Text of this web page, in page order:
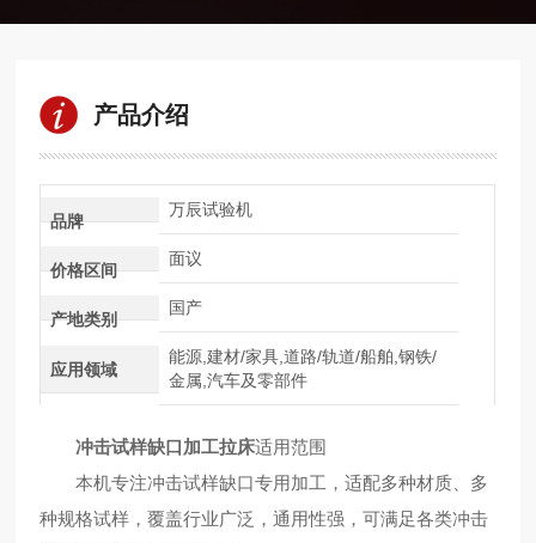
产品介绍
品牌
万辰试验机
价格区间
面议
产地类别
国产
应用领域
能源,建材/家具,道路/轨道/船舶,钢铁/
金属,汽车及零部件
冲击试样缺口加工拉床适用范围
本机专注冲击试样缺口专用加工，适配多种材质、多
种规格试样，覆盖行业广泛，通用性强，可满足各类冲击